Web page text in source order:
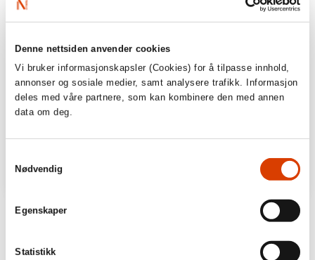
Denne nettsiden anvender cookies
Vi bruker informasjonskapsler (Cookies) for å tilpasse innhold,
annonser og sosiale medier, samt analysere trafikk. Informasjon
deles med våre partnere, som kan kombinere den med annen
data om deg.
Nødvendig
Egenskaper
Statistikk